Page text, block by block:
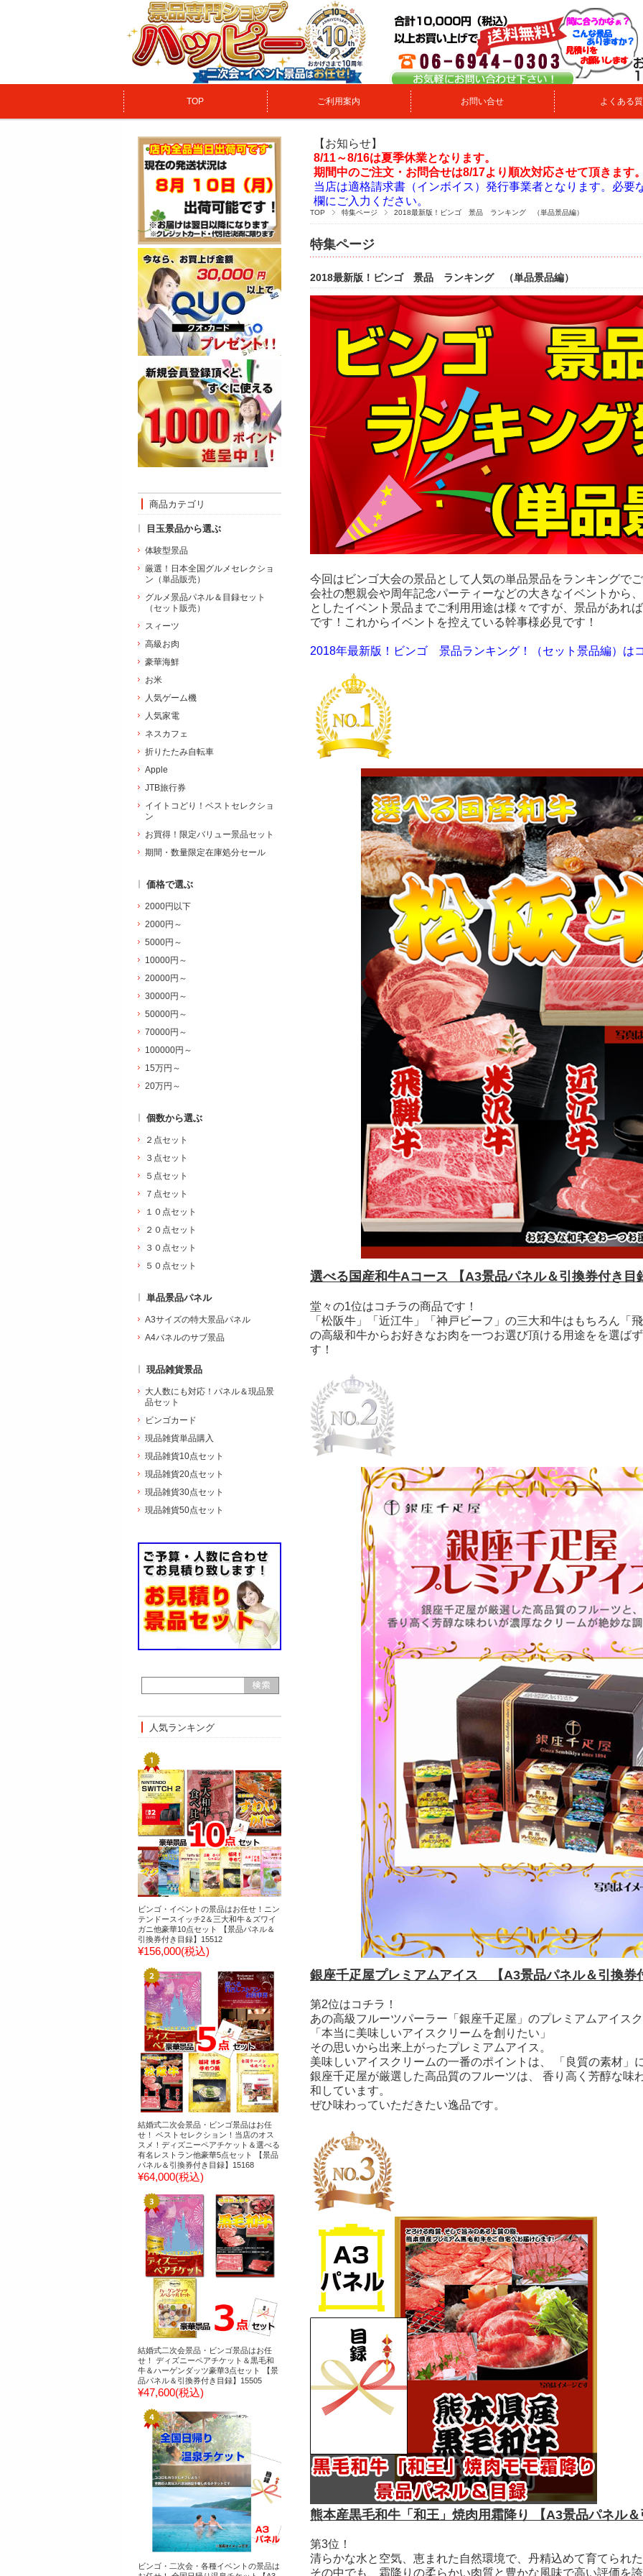
TOP ご利用案内 お問い合せ よくある
【お知らせ】
8/11～8/16は夏季休業となります。
期間中のご注文・お問合せは8/17より順次対応させて頂きます
当店は適格請求書（インボイス）発行事業者となります。必要
欄にご入力ください。
TOP 特集ページ 2018最新版！ビンゴ 景品 ランキング （単品景品編）
特集ページ
2018最新版！ビンゴ 景品 ランキング （単品景品編）
今回はビンゴ大会の景品として人気の単品景品をランキングで
会社の懇親会や周年記念パーティーなどの大きなイベントから
としたイベント景品までご利用用途は様々ですが、景品があれ
です！これからイベントを控えている幹事様必見です！
2018年最新版！ビンゴ 景品ランキング！（セット景品編）は
選べる国産和牛Aコース 【A3景品パネル＆引換券付き目
堂々の1位はコチラの商品です！
「松阪牛」「近江牛」「神戸ビーフ」の三大和牛はもちろん「
の高級和牛からお好きなお肉を一つお選び頂ける用途をを選ば
す！
銀座千疋屋プレミアムアイス 【A3景品パネル＆引換券
第2位はコチラ！
あの高級フルーツパーラー「銀座千疋屋」のプレミアムアイス
「本当に美味しいアイスクリームを創りたい」
その思いから出来上がったプレミアムアイス。
美味しいアイスクリームの一番のポイントは、 「良質の素材」
銀座千疋屋が厳選した高品質のフルーツは、 香り高く芳醇な味
和しています。
ぜひ味わっていただきたい逸品です。
熊本産黒毛和牛「和王」焼肉用霜降り 【A3景品パネル
第3位！
清らかな水と空気、恵まれた自然環境で、丹精込めて育てられ
その中でも、霜降りの柔らかい肉質と豊かな風味で高い評価を
商品カテゴリ
目玉景品から選ぶ
体験型景品
厳選！日本全国グルメセレクショ
ン（単品販売）
グルメ景品パネル＆目録セット
（セット販売）
スィーツ
高級お肉
豪華海鮮
お米
人気ゲーム機
人気家電
ネスカフェ
折りたたみ自転車
Apple
JTB旅行券
イイトコどり！ベストセレクショ
ン
お買得！限定バリュー景品セット
期間・数量限定在庫処分セール
価格で選ぶ
2000円以下
2000円～
5000円～
10000円～
20000円～
30000円～
50000円～
70000円～
100000円～
15万円～
20万円～
個数から選ぶ
２点セット
３点セット
５点セット
７点セット
１０点セット
２０点セット
３０点セット
５０点セット
単品景品パネル
A3サイズの特大景品パネル
A4パネルのサブ景品
現品雑貨景品
大人数にも対応！パネル＆現品景
品セット
ビンゴカード
現品雑貨単品購入
現品雑貨10点セット
現品雑貨20点セット
現品雑貨30点セット
現品雑貨50点セット
人気ランキング
ビンゴ・イベントの景品はお任せ！ニン
テンドースイッチ2＆三大和牛＆ズワイ
ガニ他豪華10点セット 【景品パネル＆
引換券付き目録】15512
¥156,000(税込)
結婚式二次会景品・ビンゴ景品はお任
せ！ ベストセレクション！当店のオス
スメ！ディズニーペアチケット＆選べる
有名レストラン他豪華5点セット 【景品
パネル＆引換券付き目録】15168
¥64,000(税込)
結婚式二次会景品・ビンゴ景品はお任
せ！ ディズニーペアチケット＆黒毛和
牛＆ハーゲンダッツ豪華3点セット 【景
品パネル＆引換券付き目録】15505
¥47,600(税込)
ビンゴ・二次会・各種イベントの景品は